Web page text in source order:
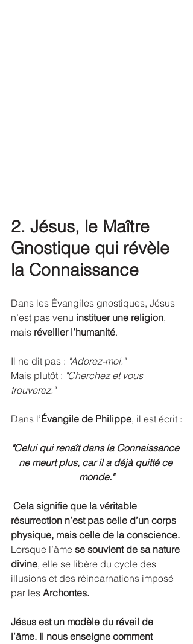
2. Jésus, le Maître
Gnostique qui révèle
la Connaissance
Dans les Évangiles gnostiques, Jésus
n’est pas venu instituer une religion,
mais réveiller l’humanité.
Il ne dit pas : "Adorez-moi."
Mais plutôt : "Cherchez et vous
trouverez."
Dans l’Évangile de Philippe, il est écrit :
"Celui qui renaît dans la Connaissance
ne meurt plus, car il a déjà quitté ce
monde."
Cela signifie que la véritable
résurrection n’est pas celle d’un corps
physique, mais celle de la conscience.
Lorsque l’âme se souvient de sa nature
divine, elle se libère du cycle des
illusions et des réincarnations imposé
par les Archontes.
Jésus est un modèle du réveil de
l’âme. Il nous enseigne comment